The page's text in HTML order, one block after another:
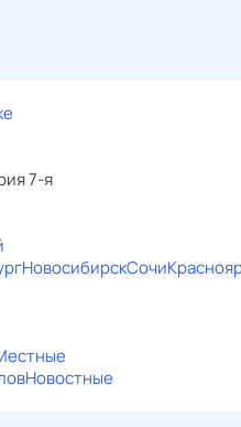
7-я
НовосибирскСочи
Новостные